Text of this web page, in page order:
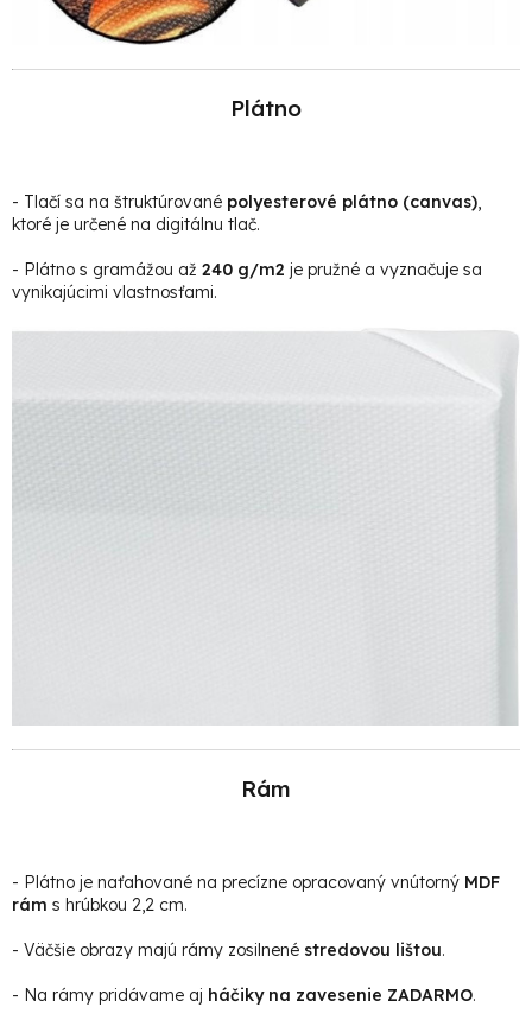
Plátno
- Tlačí sa na štruktúrované polyesterové plátno (canvas)
ktoré je určené na digitálnu tlač.
- Plátno s gramážou až 240 g/m2 je pružné a vyznačuje sa
vynikajúcimi vlastnosťami.
Rám
- Plátno je naťahované na precízne opracovaný vnútorný MDF
rám s hrúbkou 2,2 cm.
- Väčšie obrazy majú rámy zosilnené stredovou lištou.
- Na rámy pridávame aj háčiky na zavesenie ZADARMO.